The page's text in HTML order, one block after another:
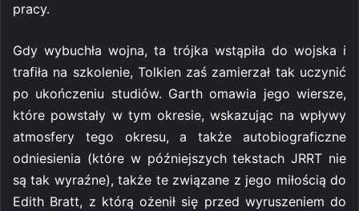
pracy.
Gdy wybuchła wojna, ta trójka wstąpiła do wojska i
trafiła na szkolenie, Tolkien zaś zamierzał tak uczynić
po ukończeniu studiów. Garth omawia jego wiersze,
które powstały w tym okresie, wskazując na wpływy
atmosfery tego okresu, a także autobiograficzne
odniesienia (które w późniejszych tekstach JRRT nie
są tak wyraźne), także te związane z jego miłością do
Edith Bratt, z którą ożenił się przed wyruszeniem do